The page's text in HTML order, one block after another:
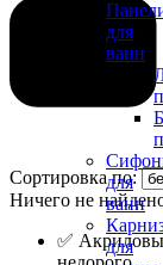
для
ванн
для
ванн
для
Сортировка по:
Ничего не
✅